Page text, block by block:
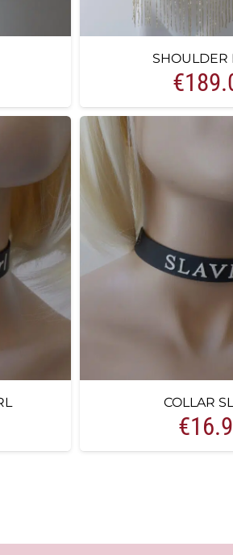
SHOULDER
€
COLLAR
€